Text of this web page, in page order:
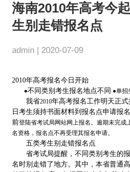
海南2010年高考今
生别走错报名点
admin | 2020-07-09
2010年高考报名今日开始
●不同类别考生报名地点不同 ●单招
我省2010年高考报名工作明天正式
日考生须持书面材料到报名点申请报
前登陆省考试局网站网上报名。逾期未完成
名资格，报名点不再受理其报名申请。
五类考生别走错报名点
省考试局提醒，不同类别考生的报
名时别走错了地方。其中，本省普通